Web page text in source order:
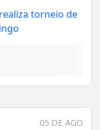
05 DE AGO